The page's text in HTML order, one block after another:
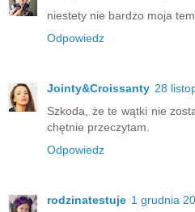
niestety nie bardzo moja
Odpowiedz
Jointy&Croissanty 28
Szkoda, że te wątki nie
chętnie przeczytam.
Odpowiedz
rodzinatestuje 1 grudnia